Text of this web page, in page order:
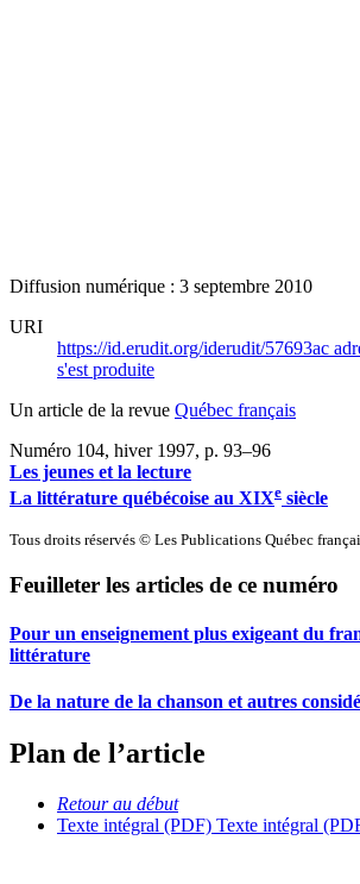
Diffusion numérique : 3 septembre 2010
URI
https://id.erudit.org/iderudit/57693ac
s'est produite
Un article de la revue Québec français
Numéro 104, hiver 1997, p. 93–96
Les jeunes et la lecture
La littérature québécoise au XIXe siècle
Tous droits réservés © Les Publications Québec
Feuilleter les articles de ce numéro
Pour un enseignement plus exigeant du
littérature
De la nature de la chanson et autres
Plan de l’article
Retour au début
Texte intégral (PDF) Texte intégral